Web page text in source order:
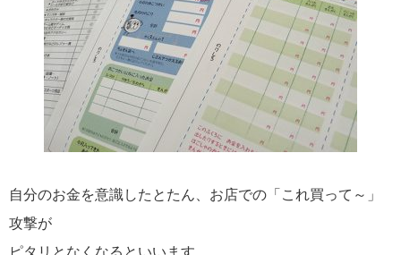
自分のお金を意識したとたん、お店での「これ買って～」
攻撃が
ピタリとなくなるといいます。